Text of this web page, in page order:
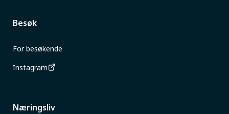
Besøk
For besøkende
Instagram
Næringsliv